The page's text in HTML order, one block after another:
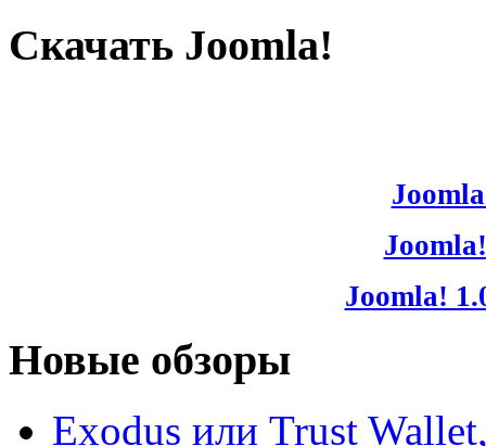
Скачать Joomla!
Joomla!
Новые обзоры
Exodus или Trust